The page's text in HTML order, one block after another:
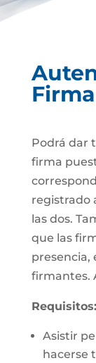
Firma
Podrá dar
firma
registrado
las dos.
que las
presencia,
firmantes.
Requisitos:
Asistir
hacerse